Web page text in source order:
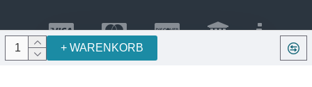
+ WARENKORB